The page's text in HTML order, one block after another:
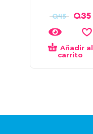
Q45 Q35
Añadir al
carrito